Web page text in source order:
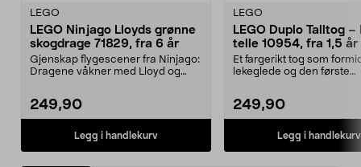
LEGO
LEGO Ninjago Lloyds grønne
skogdrage 71829, fra 6 år
Gjenskap flygescener fra Ninjago:
Dragene våkner med Lloyd og
249,90
Legg i handlekurv
LEGO
LEGO Duplo Talltog
telle 10954, fra 1,5 år
Et fargerikt tog som
lekeglede og den første
249,90
Legg i handlekurv